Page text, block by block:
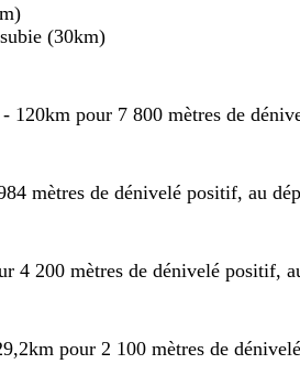
(30km)
120km pour 7 800 mètres de
mètres de dénivelé positif, au
4 200 mètres de dénivelé positif,
pour 2 100 mètres de